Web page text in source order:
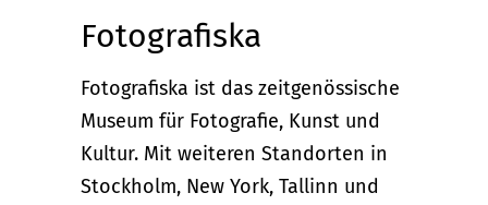
Fotografiska
Fotografiska ist das zeitgenössische
Museum für Fotografie, Kunst und
Kultur. Mit weiteren Standorten in
Stockholm, New York, Tallinn und